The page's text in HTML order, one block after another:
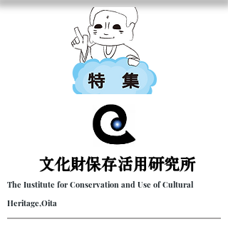
文化財保存活用研究所​
The Iustitute for Conservation and Use of Cultural
Heritage,Oita